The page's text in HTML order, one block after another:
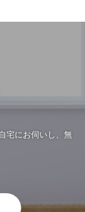
宅にお伺いし、無